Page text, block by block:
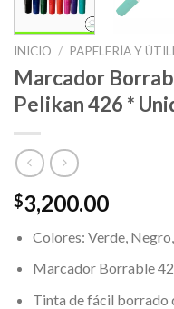
INICIO / PAPELERÍA Y
Marcador
Pelikan 426 *
$3,200.00
Colores: Verde,
Marcador Borrable
Tinta de fácil borrado